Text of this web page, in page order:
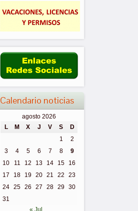
Calendario noticias
agosto 2026
L
M X J V S
D
1
2
3
4 5 6 7 8
9
10
11 12 13 14 15
16
17
18 19 20 21 22
23
24 25 26 27 28 29 30
31